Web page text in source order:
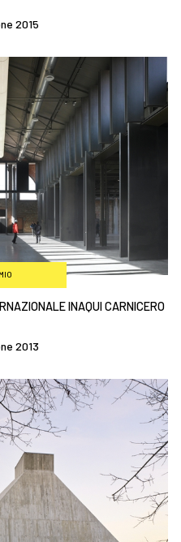
2015
INAQUI CARNICERO
2013